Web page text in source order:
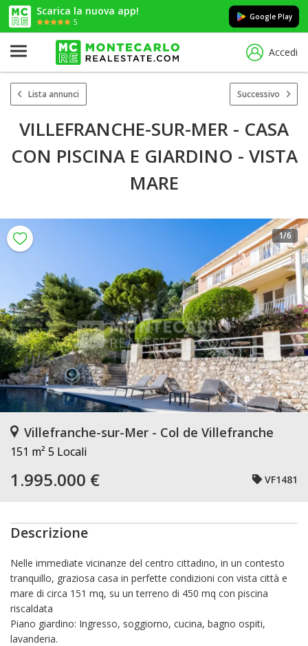
Scarica la nuova app!
5
Google Play
Accedi
Lista annunci Successivo
VILLEFRANCHE-SUR-MER - CASA
CON PISCINA E GIARDINO - VISTA
MARE
1/6
Villefranche-sur-Mer - Col de Villefranche
151 m² 5 Locali
1.995.000 € VF1481
Descrizione
Nelle immediate vicinanze del centro cittadino, in un contesto
tranquillo, graziosa casa in perfette condizioni con vista città e
mare di circa 151 mq, su un terreno di 450 mq con piscina
riscaldata
Piano giardino: Ingresso, soggiorno, cucina, bagno ospiti,
lavanderia.